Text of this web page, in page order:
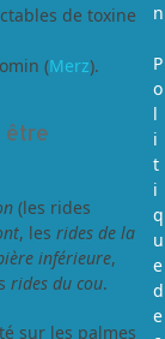
de toxine
(Merz).
être
(les rides
, lesrides de la
inférieure,
rides du cou.
sur les palmes
n
P
o
l
i
t
i
q
u
e
d
e